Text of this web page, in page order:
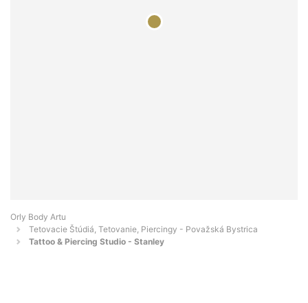
Orly Body Artu
Tetovacie Štúdiá, Tetovanie, Piercingy - Považská Bystrica
Tattoo & Piercing Studio - Stanley